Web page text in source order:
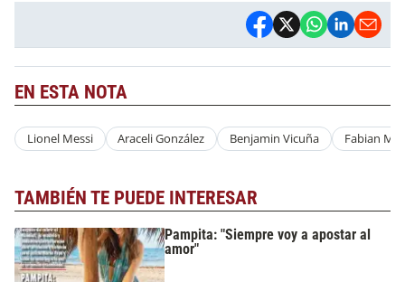
EN ESTA NOTA
Lionel Messi Araceli González Benjamin Vicuña Fabian
TAMBIÉN TE PUEDE INTERESAR
Pampita: "Siempre voy a apostar al
amor"